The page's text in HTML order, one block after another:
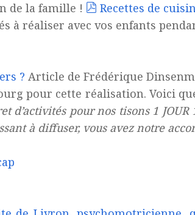
de la famille !
Recettes de
réaliser avec vos enfants
? Article de Frédérique
pour cette réalisation. Voici
pour nos tisons 1
à diffuser, vous avez notre